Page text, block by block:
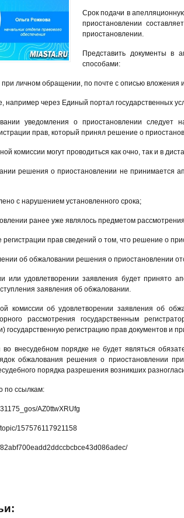
Срок подачи в
приостановлении
приостановлении.
Представить документы в
способами:
личном обращении, по почте с описью вложения
через Единый портал государственных
уведомления о приостановлении следует
прав, который принял решение о
комиссии могут проводиться как очно, так и в
решения о приостановлении не принимается
с нарушением установленного срока;
ранее уже являлось предметом
прав сведений о том, что решение о
об обжаловании решения о приостановлении
или удовлетворении заявления будет принято
заявления об обжаловании.
комиссии об удовлетворении заявления об
рассмотрения государственным
государственную регистрацию прав документов и
внесудебном порядке не будет являться
обжалования решения о приостановлении
порядка разрешения возникших
по ссылкам:
AZ0ttwXRUfg
157576117921158